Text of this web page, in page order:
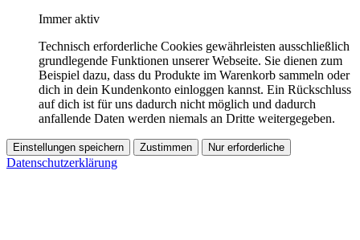
Immer aktiv
Technisch erforderliche Cookies gewährleisten ausschließlich
grundlegende Funktionen unserer Webseite. Sie dienen zum
Beispiel dazu, dass du Produkte im Warenkorb sammeln oder
dich in dein Kundenkonto einloggen kannst. Ein Rückschluss
auf dich ist für uns dadurch nicht möglich und dadurch
anfallende Daten werden niemals an Dritte weitergegeben.
Einstellungen speichern Zustimmen Nur erforderliche
Datenschutzerklärung